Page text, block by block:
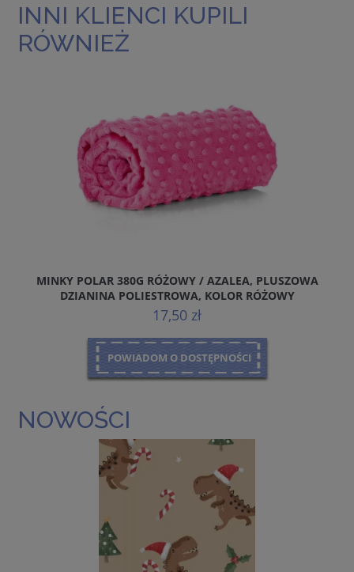
INNI KLIENCI KUPILI
RÓWNIEŻ
MINKY POLAR 380G RÓŻOWY / AZALEA, PLUSZOWA
DZIANINA POLIESTROWA, KOLOR RÓŻOWY
17,50 zł
POWIADOM O DOSTĘPNOŚCI
NOWOŚCI